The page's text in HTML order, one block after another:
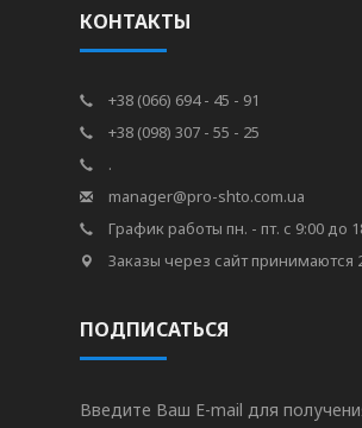
КОНТАКТЫ
+38 (066) 694 - 45 - 91
+38 (098) 307 - 55 - 25
.
manager@pro-shto.com.ua
График работы пн. - пт. с 9:00 до
Заказы через сайт принимаются
ПОДПИСАТЬСЯ
Введите Ваш E-mail для